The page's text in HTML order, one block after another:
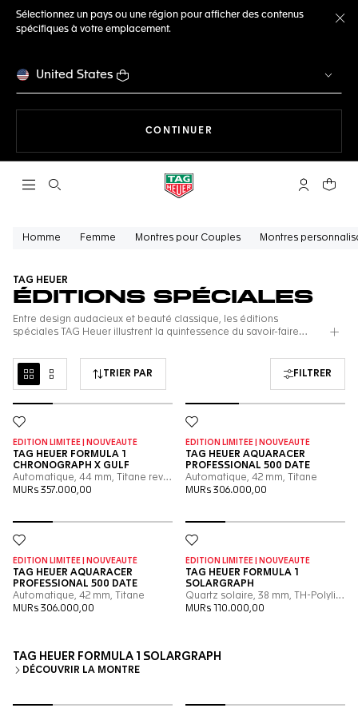
Sélectionnez un pays ou une région pour afficher des contenus
spécifiques à votre emplacement.
United States
CONTINUER
Ouvrir la barre de recherche Compte My
Votre